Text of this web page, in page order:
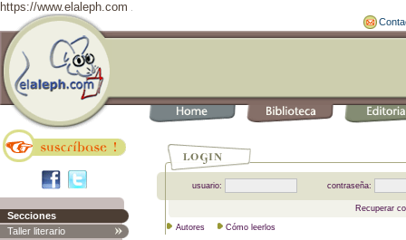
https://www.elaleph.com
Secciones
Taller literario
usuario: contraseña:
Recuperar
Autores Cómo leerlos